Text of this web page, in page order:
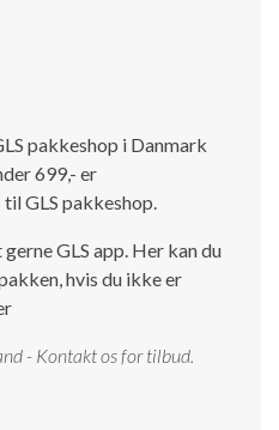
pakkeshop i Danmark
699,- er
GLS pakkeshop.
GLS app. Her kan du
hvis du ikke er
- Kontakt os for tilbud.